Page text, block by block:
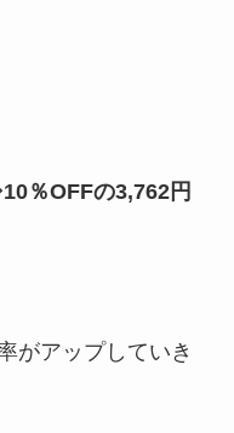
％OFFの3,762円
がアップしていき